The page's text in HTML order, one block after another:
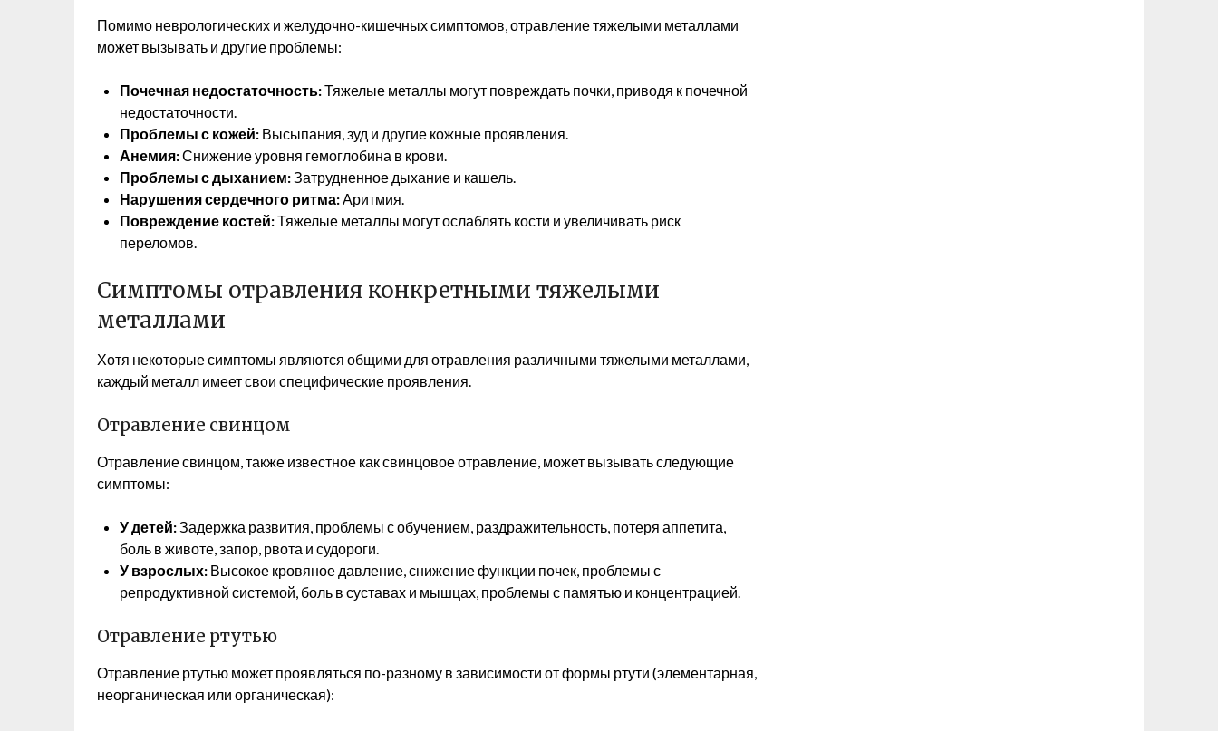
Помимо неврологических и желудочно-кишечных симптомов, отравление тяжелыми металлами
может вызывать и другие проблемы:
Почечная недостаточность:Тяжелые металлы могут повреждать почки, приводя к почечной
недостаточности.
Проблемы с кожей: Высыпания, зуд и другие кожные проявления.
Анемия:Снижение уровня гемоглобина в крови.
Проблемы с дыханием: Затрудненное дыхание и кашель.
Нарушения сердечного ритма: Аритмия.
Повреждение костей:Тяжелые металлы могут ослаблять кости и увеличивать риск
переломов.
Симптомы отравления конкретными тяжелыми
металлами
Хотя некоторые симптомы являются общими для отравления различными тяжелыми металлами,
каждый металл имеет свои специфические проявления.
Отравление свинцом
Отравление свинцом, также известное как свинцовое отравление, может вызывать следующие
симптомы:
У детей: Задержка развития, проблемы с обучением, раздражительность, потеря аппетита,
боль в животе, запор, рвота и судороги.
У взрослых: Высокое кровяное давление, снижение функции почек, проблемы с
репродуктивной системой, боль в суставах и мышцах, проблемы с памятью и концентрацией.
Отравление ртутью
Отравление ртутью может проявляться по-разному в зависимости от формы ртути (элементарная,
неорганическая или органическая):